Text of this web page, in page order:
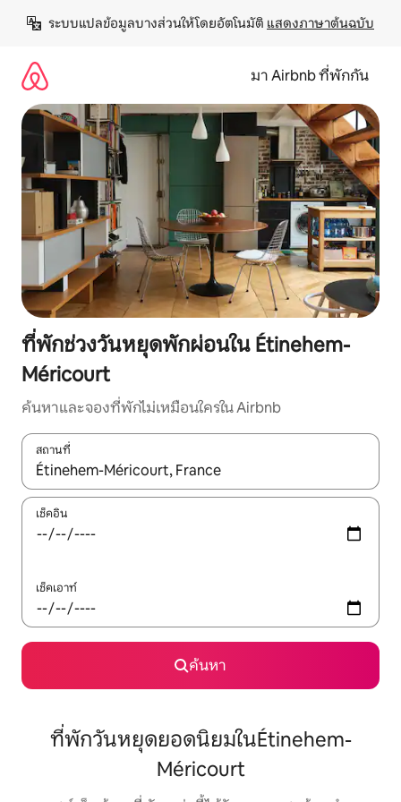
เนื้อหา
ระบบแปลข้อมูลบางส่วนให้โดยอัตโนมัติ แสดงภาษาต้นฉบับ
มา Airbnb ที่พักกัน
ที่พักช่วงวันหยุดพักผ่อนใน Étinehem-
Méricourt
ค้นหาและจองที่พักไม่เหมือนใครใน Airbnb
สถานที่
ใช้ลูกศรขึ้นลง หรือใช้การสัมผัสหรือปัด เพื่อสำรวจผลการค้นหา
เช็คอิน
เช็คเอาท์
ค้นหา
ที่พักวันหยุดยอดนิยมในÉtinehem-
Méricourt